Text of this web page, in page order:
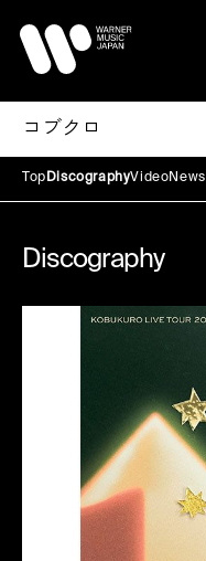
コブクロ
Top DiscographyVideoNews
Discography